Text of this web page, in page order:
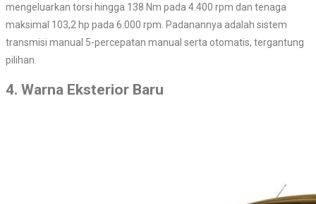
mengeluarkan torsi hingga 138 Nm pada 4.400 rpm dan tenaga
maksimal 103,2 hp pada 6.000 rpm. Padanannya adalah sistem
transmisi manual 5-percepatan manual serta otomatis, tergantung
pilihan.
4. Warna Eksterior Baru